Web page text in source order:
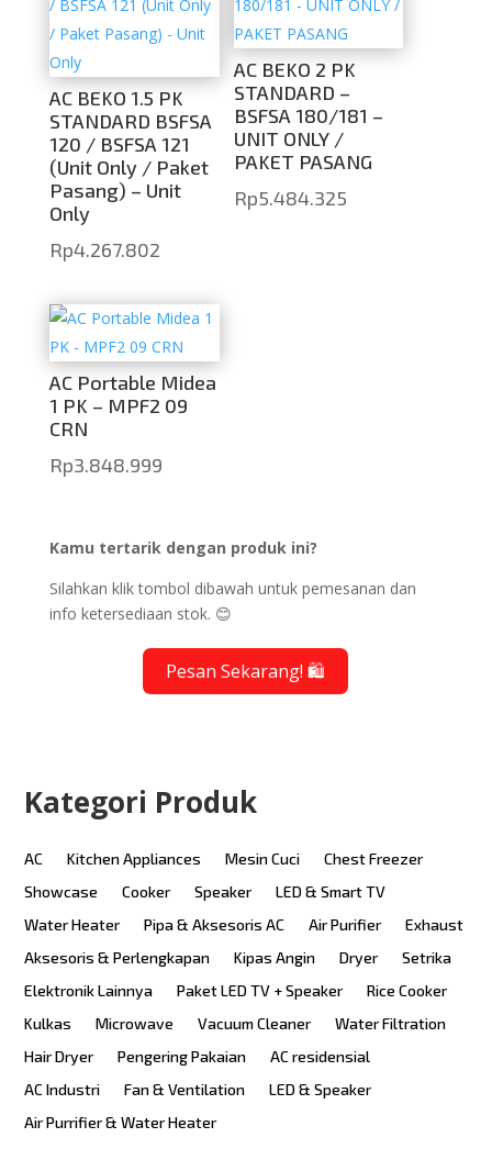
AC BEKO 1.5 PK
STANDARD BSFSA
120 / BSFSA 121
(Unit Only / Paket
Pasang) – Unit
Only
Rp4.267.802
AC BEKO 2 PK
STANDARD –
BSFSA 180/181 –
UNIT ONLY /
PAKET PASANG
Rp5.484.325
AC Portable Midea
1 PK – MPF2 09
CRN
Rp3.848.999
Kamu tertarik dengan produk ini?
Silahkan klik tombol dibawah untuk pemesanan dan
info ketersediaan stok. 😊
Pesan Sekarang! 🛍️
Kategori Produk
AC Kitchen Appliances Mesin Cuci
Chest Freezer
Showcase
Cooker Speaker
LED & Smart TV
Water Heater
Pipa & Aksesoris AC Air Purifier
Exhaust
Aksesoris & Perlengkapan
Kipas Angin Dryer
Setrika
Elektronik Lainnya
Paket LED TV + Speaker
Rice Cooker
Kulkas
Microwave Vacuum Cleaner
Water Filtration
Hair Dryer
Pengering Pakaian
AC residensial
AC Industri
Fan & Ventilation
LED & Speaker
Air Purrifier & Water Heater